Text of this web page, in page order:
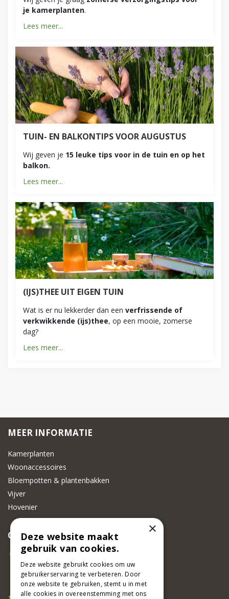
je kamerplanten.
Lees meer...
TUIN- EN BALKONTIPS VOOR AUGUSTUS
Wij geven je 15 leuke tips voor in de tuin en op het
balkon.
Lees meer...
(IJS)THEE UIT EIGEN TUIN
Wat is er nu lekkerder dan een verfrissende of
verkwikkende (ijs)thee, op een mooie, zomerse
dag?
Lees meer...
MEER INFORMATIE
Kamerplanten
Woonaccessoires
Bloempotten & plantenbakken
Vijver
Hovenier
CONTACT
Beeker Tuincentrum
Adsteeg 31
6191 PW Beek
Bel ons
×
Deze website maakt
gebruik van cookies.
Deze website gebruikt cookies om uw
gebruikerservaring te verbeteren. Door
onze website te gebruiken, stemt u in met
alle cookies in overeenstemming met ons